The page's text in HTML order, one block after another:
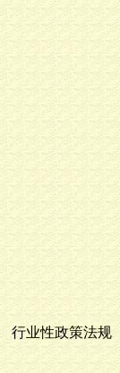
行业性政策法规